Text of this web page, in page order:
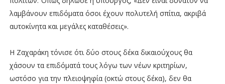
λαμβάνουν επιδόματα όσοι έχουν πολυτελή σπίτια, ακριβά
αυτοκίνητα και μεγάλες καταθέσεις».
Η Ζαχαράκη τόνισε ότι δύο στους δέκα δικαιούχους θα
χάσουν τα επιδόματά τους λόγω των νέων κριτηρίων,
ωστόσο για την πλειοψηφία (οκτώ στους δέκα), δεν θα